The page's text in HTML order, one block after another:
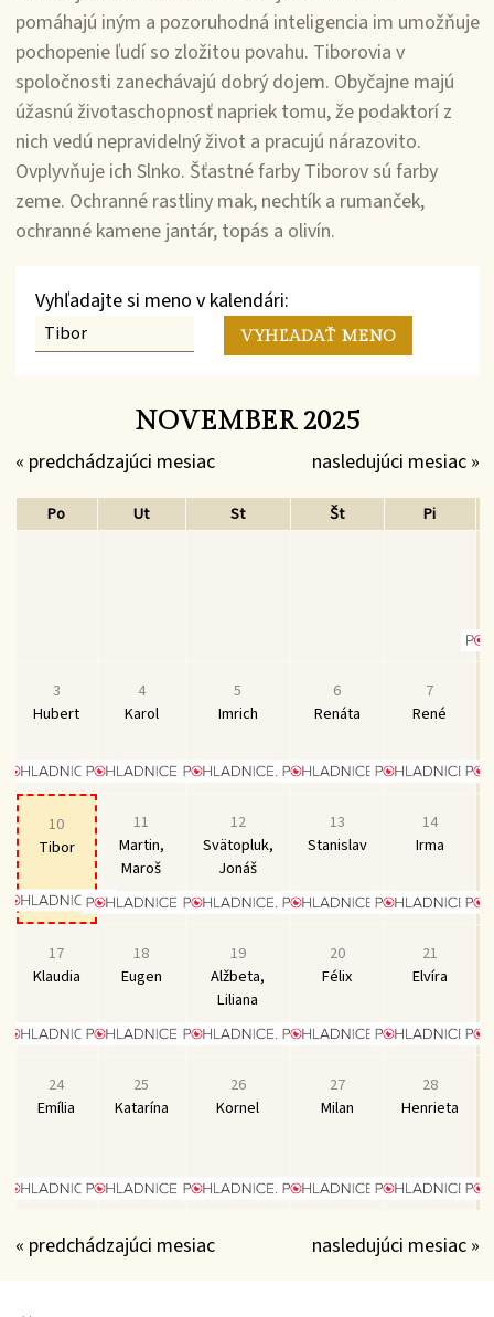
pomáhajú iným a pozoruhodná inteligencia im umožňuje
pochopenie ľudí so zložitou povahu. Tiborovia v
spoločnosti zanechávajú dobrý dojem. Obyčajne majú
úžasnú životaschopnosť napriek tomu, že podaktorí z
nich vedú nepravidelný život a pracujú nárazovito.
Ovplyvňuje ich Slnko. Šťastné farby Tiborov sú farby
zeme. Ochranné rastliny mak, nechtík a rumanček,
ochranné kamene jantár, topás a olivín.
Vyhľadajte si meno v kalendári:
NOVEMBER 2025
« predchádzajúci mesiac nasledujúci mesiac »
Po Ut St Št Pi
3
Hubert
4
Karol
5
Imrich
6
Renáta
7
René
10
Tibor
11
Martin,
Maroš
12
Svätopluk,
Jonáš
13
Stanislav
14
Irma
17
Klaudia
18
Eugen
19
Alžbeta,
Liliana
20
Félix
21
Elvíra
24
Emília
25
Katarína
26
Kornel
27
Milan
28
Henrieta
« predchádzajúci mesiac nasledujúci mesiac »